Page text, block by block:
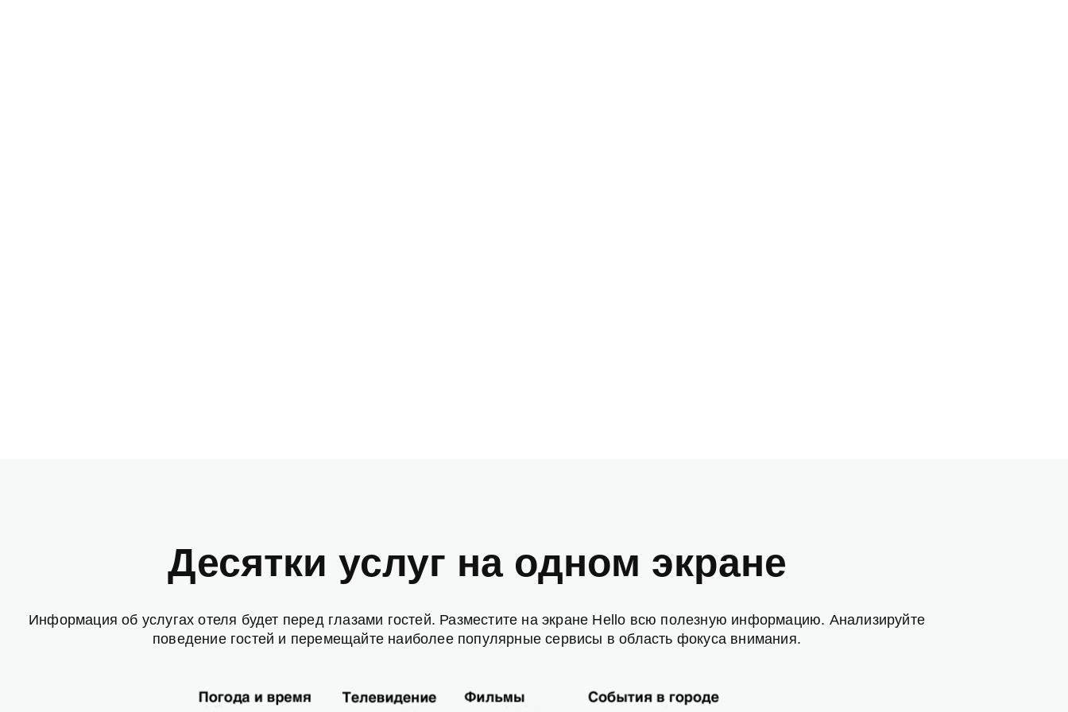
Десятки услуг на одном экране
Информация об услугах отеля будет перед глазами гостей. Разместите на экране Hello всю полезную информацию. Анализируйте
поведение гостей и перемещайте наиболее популярные сервисы в область фокуса внимания.